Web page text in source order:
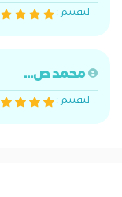
التقييم :
محمد ص...
التقييم :